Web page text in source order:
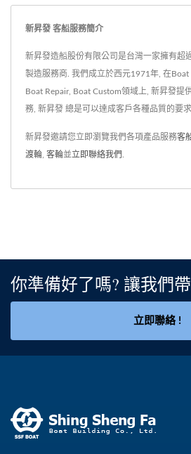
新昇發 客船服務簡介
新昇發造船股份有限公司是台灣一家擁有超
製造服務商. 我們成立於西元1971年, 在Boat
Boat Repair, Boat Custom領域上, 新昇發提
務, 新昇發 總是可以達成客戶各種品質的要求
新昇發邀請您立即瀏覽我們各項產品服務客
渡輪 客輪並 立即聯絡我們
你準備好了嗎? 讓我們
立即聯絡 !